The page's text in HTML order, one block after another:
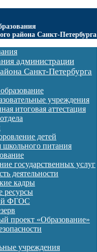
района Санкт-Петербурга
администрации
Санкт-Петербурга
учреждения
итоговая аттестация
детей
школьного питания
государственных услуг
деятельности
кадры
ресурсы
ФГОС
проект «Образование»
учреждения